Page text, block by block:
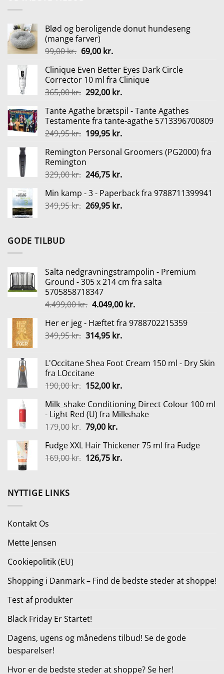
Blød og beroligende donut hundeseng
(mange farver)
99,00kr. Den
pris
var:
99,00 kr..
69,00 kr.Den
pris
er:
69,00 kr..
Clinique Even Better Eyes Dark Circle
Corrector 10 ml fra Clinique
365,00kr. Den
pris
var:
365,00 kr..
292,00 kr.Den
pris
er:
292,00 kr..
Tante Agathe brætspil - Tante Agathes
Testamente fra tante-agathe 5713396700809
249,95kr. Den
pris
var:
249,95 kr..
199,95 kr.Den
pris
199,95 kr..
Remington Personal Groomers (PG2000) fra
Remington
329,00kr. Den
pris
var:
246,75 kr.Den
pris
er:
Min kamp - 3 - Paperback fra 9788711399941
349,95kr. Den
269,95 kr.Den
GODE TILBUD
Salta nedgravningstrampolin - Premium
Ground - 305 x 214 cm fra salta
5705858718347
4.499,00kr. Den
pris
var:
4.049,00 kr.Den
pris
Her er jeg - Hæftet fra 9788702215359
349,95kr. Den
var:
349,95 kr..
314,95 kr.Den
er:
L'Occitane Shea Foot Cream 150 ml - Dry Skin
fra LOccitane
190,00kr. Den
pris
var:
190,00 kr..
152,00 kr.Den
pris
er:
Milk_shake Conditioning Direct Colour 100 ml
- Light Red (U) fra Milkshake
179,00kr. Den
pris
var:
79,00 kr.Den
pris
er:
Fudge XXL Hair Thickener 75 ml fra Fudge
169,00kr. Den
126,75 kr.Den
NYTTIGE LINKS
Kontakt Os
Mette Jensen
Cookiepolitik (EU)
Shopping i Danmark – Find de bedste steder at shoppe!
Test af produkter
Black Friday Er Startet!
Dagens, ugens og månedens tilbud! Se de gode
besparelser!
Hvor er de bedste steder at shoppe? Se her!